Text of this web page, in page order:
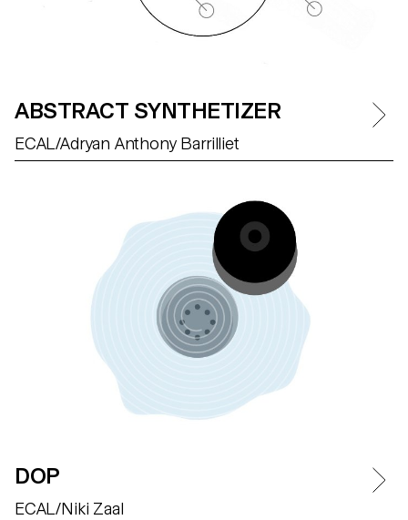
ABSTRACT SYNTHETIZER
ECAL/Adryan Anthony Barrilliet
DOP
ECAL/Niki Zaal